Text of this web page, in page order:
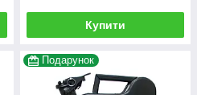
Купити
Подарунок